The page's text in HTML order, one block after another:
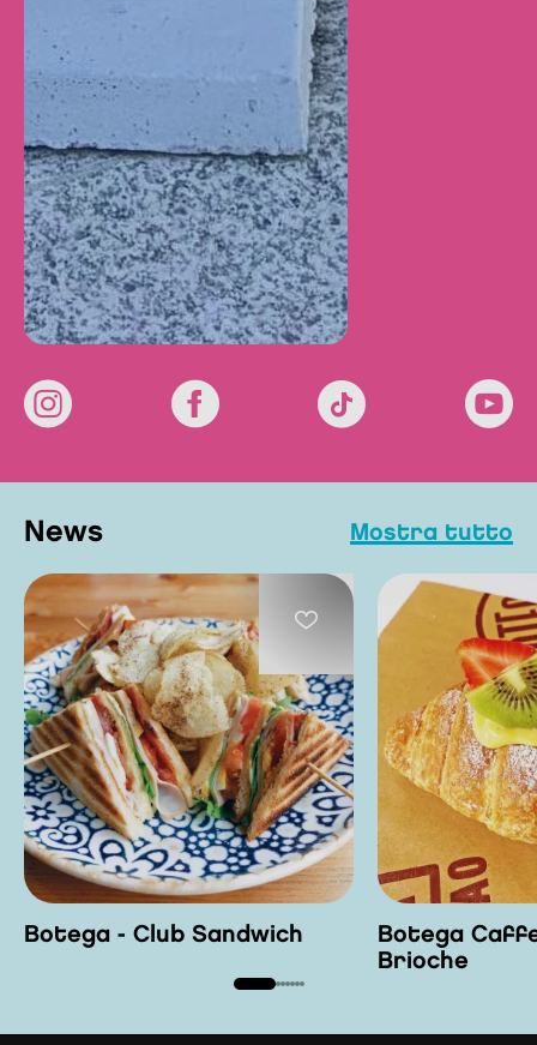
news mostra tutto
Botega - Club Sandwich
Botega
Brioche